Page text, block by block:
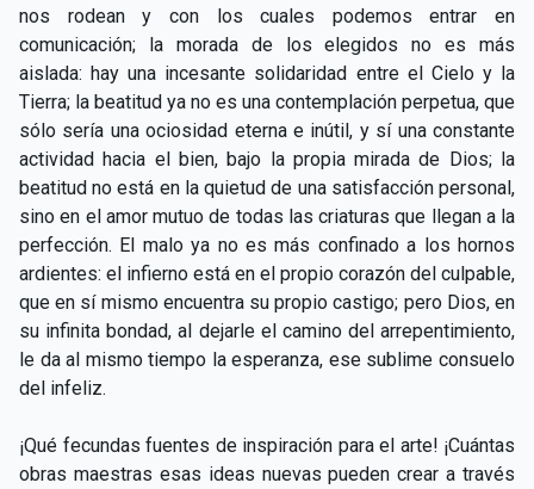
nos rodean y con los cuales podemos entrar en
comunicación; la morada de los elegidos no es más
aislada: hay una incesante solidaridad entre el Cielo y la
Tierra; la beatitud ya no es una contemplación perpetua, que
sólo sería una ociosidad eterna e inútil, y sí una constante
actividad hacia el bien, bajo la propia mirada de Dios; la
beatitud no está en la quietud de una satisfacción personal,
sino en el amor mutuo de todas las criaturas que llegan a la
perfección. El malo ya no es más confinado a los hornos
ardientes: el infierno está en el propio corazón del culpable,
que en sí mismo encuentra su propio castigo; pero Dios, en
su infinita bondad, al dejarle el camino del arrepentimiento,
le da al mismo tiempo la esperanza, ese sublime consuelo
del infeliz.
¡Qué fecundas fuentes de inspiración para el arte! ¡Cuántas
obras maestras esas ideas nuevas pueden crear a través